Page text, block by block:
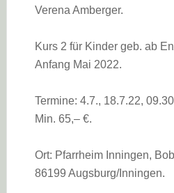
Verena Amberger.
Kurs 2 für Kinder geb. ab
Anfang Mai 2022.
Termine: 4.7., 18.7.22,
Min. 65,– €.
Ort: Pfarrheim Inningen,
86199 Augsburg/Inningen.